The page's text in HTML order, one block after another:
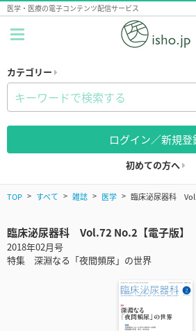
医学・医療の電子コンテンツ配信サービス
カテゴリー
ログイン／新規登
初めての方へ
TOP すべて 雑誌 医学 臨床泌尿器科
臨床泌尿器科 Vol.72 No.2【電子版】
2018年02月号
特集 深淵なる「夜間頻尿」の世界